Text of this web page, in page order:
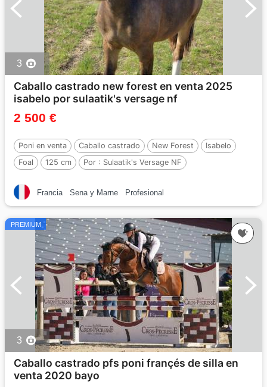
3
Caballo castrado new forest en venta 2025
isabelo por sulaatik's versage nf
2 500 €
Poni en venta Caballo castrado New Forest
Isabelo
Foal
125 cm Por : Sulaatik's Versage NF
Francia Sena y Marne Profesional
PREMIUM
3
Caballo castrado pfs poni françés de silla en
venta 2020 bayo